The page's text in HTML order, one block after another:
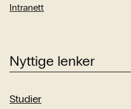
Intranett
Nyttige lenker
Studier